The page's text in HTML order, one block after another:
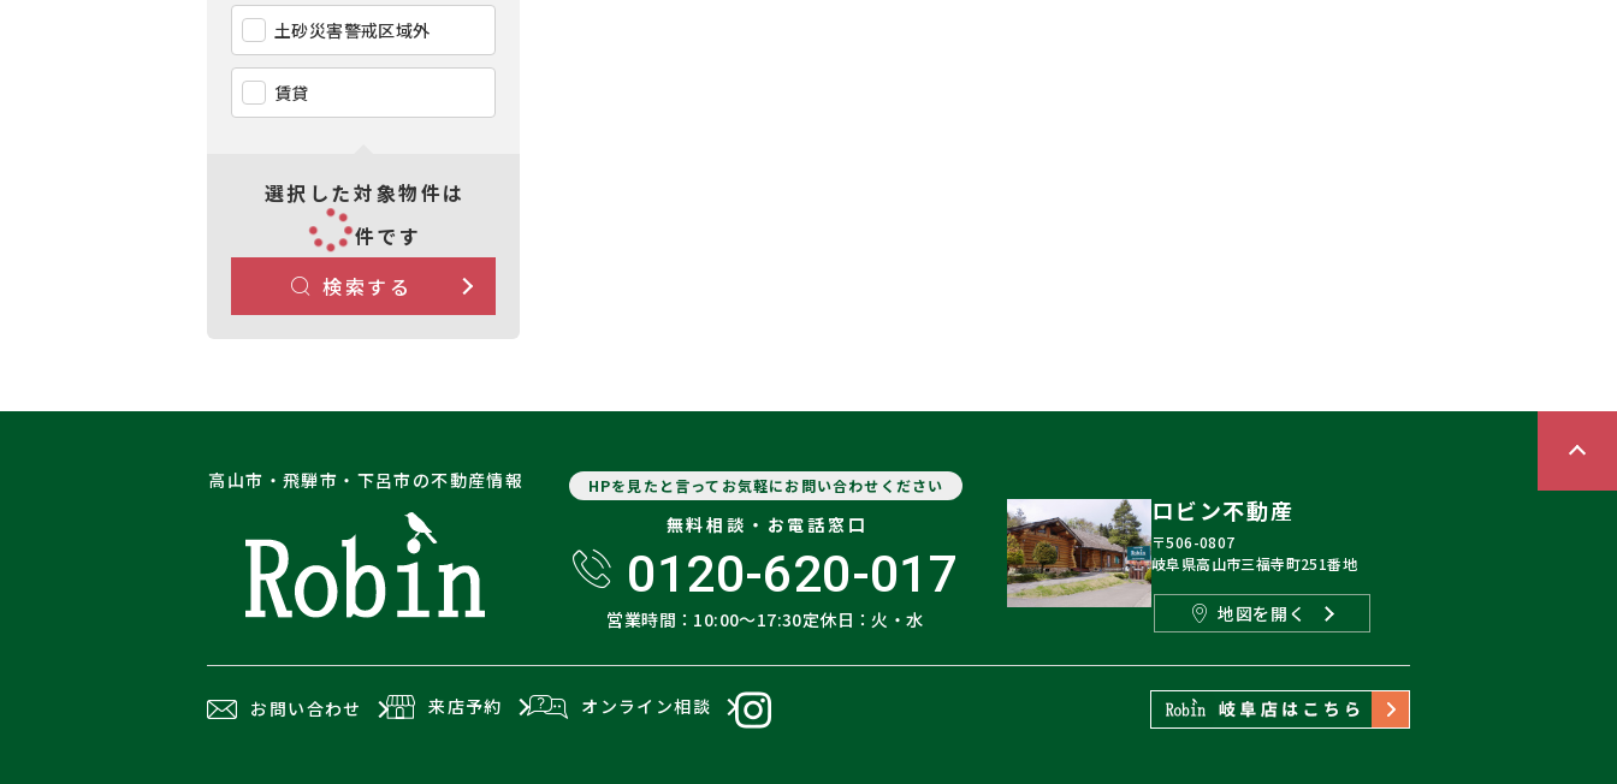
土砂災害警戒区域外
賃貸
選択した対象物件は
件です
検索する
高山市・飛騨市・下呂市の不動産情報 HPを見たと言ってお気軽にお問い合わせください
無料相談・お電話窓口
0120-620-017
営業時間：10:00〜17:30定休日：火・水
ロビン不動産
〒506-0807
岐阜県高山市三福寺町251番地
地図を開く
お問い合わせ 来店予約 オンライン相談